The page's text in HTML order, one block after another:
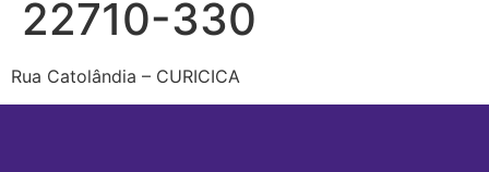
22710-330
Rua Catolândia – CURICICA